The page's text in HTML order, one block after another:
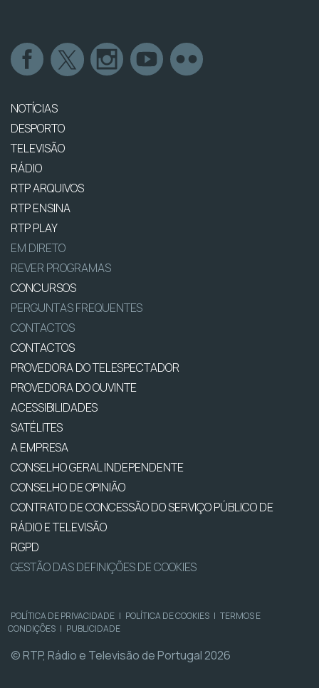
NOTÍCIAS
DESPORTO
TELEVISÃO
RÁDIO
RTP ARQUIVOS
RTP ENSINA
RTP PLAY
EM DIRETO
REVER PROGRAMAS
CONCURSOS
PERGUNTAS FREQUENTES
CONTACTOS
CONTACTOS
PROVEDORA DO TELESPECTADOR
PROVEDORA DO OUVINTE
ACESSIBILIDADES
SATÉLITES
A EMPRESA
CONSELHO GERAL INDEPENDENTE
CONSELHO DE OPINIÃO
CONTRATO DE CONCESSÃO DO SERVIÇO PÚBLICO DE
RÁDIO E TELEVISÃO
RGPD
GESTÃO DAS DEFINIÇÕES DE COOKIES
POLÍTICA DE PRIVACIDADE | POLÍTICA DE COOKIES | TERMOS E
CONDIÇÕES | PUBLICIDADE
© RTP, Rádio e Televisão de Portugal 2026